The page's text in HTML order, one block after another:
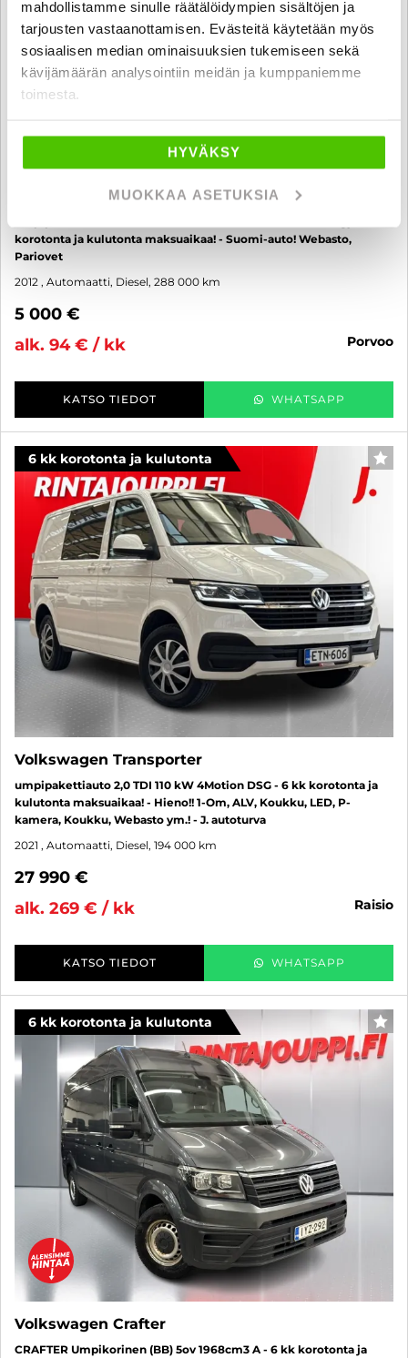
mahdollistamme sinulle räätälöidympien sisältöjen ja
tarjousten vastaanottamisen. Evästeitä käytetään myös
sosiaalisen median ominaisuuksien tukemiseen sekä
kävijämäärän analysointiin meidän ja kumppaniemme
toimesta.
HYVÄKSY
MUOKKAA ASETUKSIA
Volkswagen Caddy
korotonta ja kulutonta maksuaikaa! - Suomi-auto! Webasto,
Pariovet
2012 , Automaatti, Diesel, 288 000 km
5 000 €
alk. 94 € / kk
porvoo
KATSO TIEDOT WHATSAPP
6 kk korotonta ja kulutonta
Volkswagen Transporter
umpipakettiauto 2,0 TDI 110 kW 4Motion DSG - 6 kk korotonta ja
kulutonta maksuaikaa! - Hieno!! 1-Om, ALV, Koukku, LED, P-
kamera, Koukku, Webasto ym.! - J. autoturva
2021 , Automaatti, Diesel, 194 000 km
27 990 €
alk. 269 € / kk
raisio
KATSO TIEDOT WHATSAPP
6 kk korotonta ja kulutonta
Volkswagen Crafter
CRAFTER Umpikorinen (BB) 5ov 1968cm3 A - 6 kk korotonta ja